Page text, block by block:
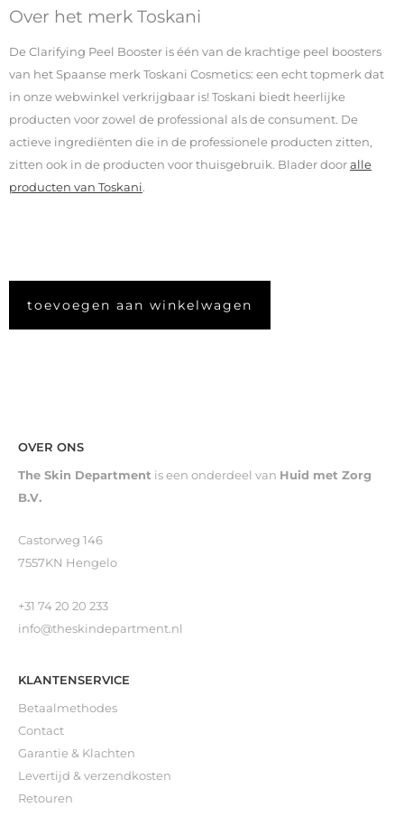
Over het merk Toskani
De Clarifying Peel Booster is één van de krachtige peel boosters
van het Spaanse merk Toskani Cosmetics: een echt topmerk dat
in onze webwinkel verkrijgbaar is! Toskani biedt heerlijke
producten voor zowel de professional als de consument. De
actieve ingrediënten die in de professionele producten zitten,
zitten ook in de producten voor thuisgebruik. Blader door alle
producten van Toskani.
toevoegen aan winkelwagen
OVER ONS
The Skin Department is een onderdeel van Huid met Zorg
B.V.
Castorweg 146
7557KN Hengelo
+31 74 20 20 233
info@theskindepartment.nl
KLANTENSERVICE
Betaalmethodes
Contact
Garantie & Klachten
Levertijd & verzendkosten
Retouren